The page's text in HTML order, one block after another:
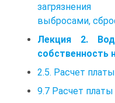
выбросами,
Лекция 2.
собственность
2.5. Расчет
9.7 Расчет